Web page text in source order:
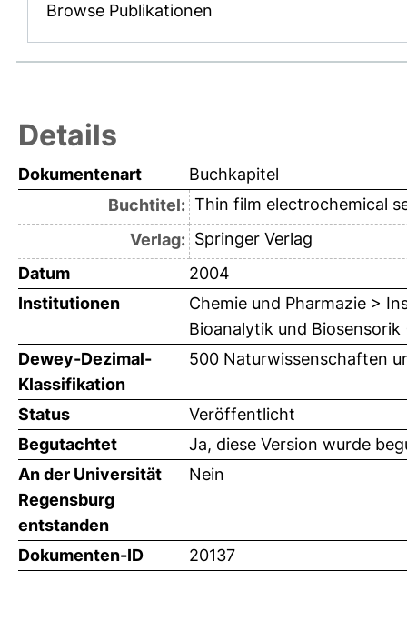
Browse Publikationen
Details
Dokumentenart
Buchkapitel
Buchtitel: Thin film electrochemical
Verlag: Springer Verlag
Datum
2004
Institutionen
Chemie und Pharmazie >
Bioanalytik und
Dewey-Dezimal-
Klassifikation
500 Naturwissenschaften
Status
Veröffentlicht
Begutachtet
Ja, diese Version wurde
An der Universität
Regensburg
entstanden
Nein
Dokumenten-ID 20137